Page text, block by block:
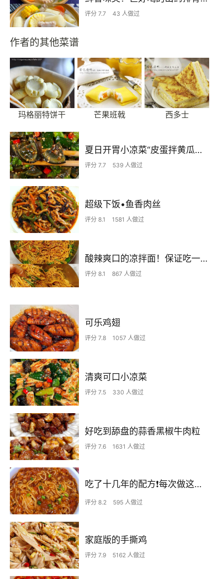
评分 7.7 43 人做过
作者的其他菜谱
玛格丽特饼干 芒果班戟 西多士
夏日开胃小凉菜“皮蛋拌黄瓜🥒”开胃减脂
评分 7.7 539 人做过
超级下饭•鱼香肉丝
评分 8.1 1581 人做过
酸辣爽口的凉拌面！保证吃一次就上瘾
评分 8.1 867 人做过
可乐鸡翅
评分 7.8 1057 人做过
清爽可口小凉菜
评分 7.5 330 人做过
好吃到舔盘的蒜香黑椒牛肉粒
评分 7.6 1631 人做过
吃了十几年的配方❗️每次做这至少吃2碗
评分 8.2 595 人做过
家庭版的手撕鸡
评分 7.9 5162 人做过